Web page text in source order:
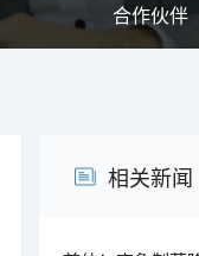
合作伙伴
相关新闻